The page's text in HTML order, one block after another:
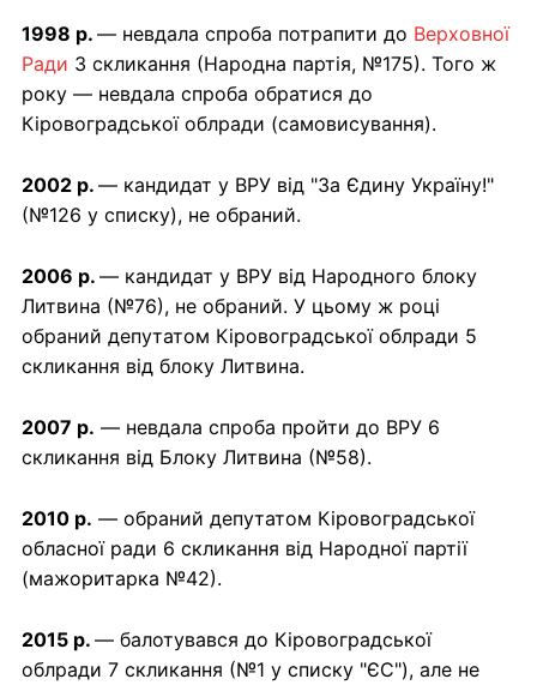
1998 р. — невдала спроба потрапити до Верховної
Ради 3 скликання (Народна партія, №175). Того ж
року — невдала спроба обратися до
Кіровоградської облради (самовисування).
2002 р. — кандидат у ВРУ від "За Єдину Україну!"
(№126 у списку), не обраний.
2006 р. — кандидат у ВРУ від Народного блоку
Литвина (№76), не обраний. У цьому ж році
обраний депутатом Кіровоградської облради 5
скликання від блоку Литвина.
2007 р. — невдала спроба пройти до ВРУ 6
скликання від Блоку Литвина (№58).
2010 р. — обраний депутатом Кіровоградської
обласної ради 6 скликання від Народної партії
(мажоритарка №42).
2015 р. — балотувався до Кіровоградської
облради 7 скликання (№1 у списку "ЄС"), але не